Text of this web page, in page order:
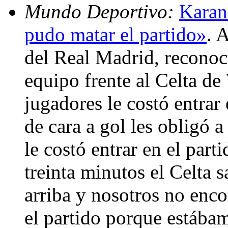
Mundo Deportivo:
pudo matar el partido».
del Real Madrid,
equipo frente al Celta
jugadores le costó
de cara a gol les obligó
le costó entrar en el
treinta minutos el Celta
arriba y nosotros no
el partido porque